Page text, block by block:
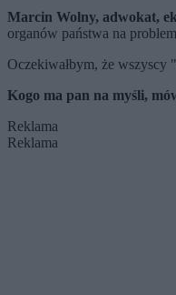
Marcin Wolny, adwokat,
organów państwa na
Oczekiwałbym, że wszyscy
Kogo ma pan na myśli,
Reklama
Reklama